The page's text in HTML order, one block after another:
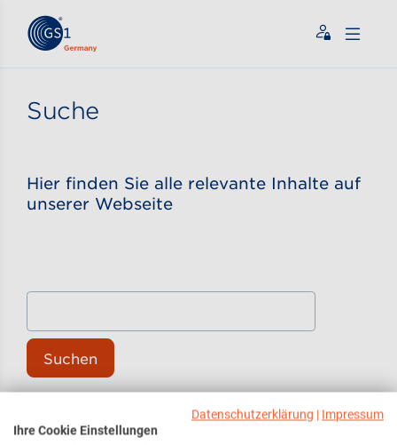
Zum Inhalt gehen
Suche
Hier finden Sie alle relevante Inhalte auf
unserer Webseite
Suchen
Datenschutzerklärung | Impressum
Ihre Cookie Einstellungen